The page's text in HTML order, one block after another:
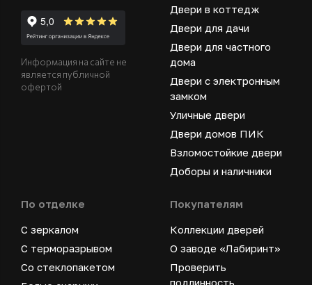
Информация на сайте не
является публичной
офертой
Двери в коттедж
Двери для дачи
Двери для частного
дома
Двери с электронным
замком
Уличные двери
Двери домов ПИК
Взломостойкие двери
Доборы и наличники
По отделке
С зеркалом
С терморазрывом
Со стеклопакетом
Покупателям
Коллекции дверей
О заводе «Лабиринт»
Проверить
подлинность